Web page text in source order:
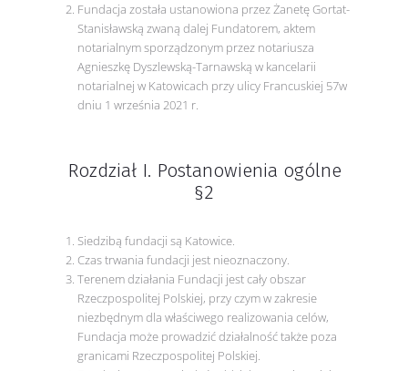
Fundacja została ustanowiona przez Żanetę Gortat-
Stanisławską zwaną dalej Fundatorem, aktem
notarialnym sporządzonym przez notariusza
Agnieszkę Dyszlewską-Tarnawską w kancelarii
notarialnej w Katowicach przy ulicy Francuskiej 57w
dniu 1 września 2021 r.
Rozdział I. Postanowienia ogólne
§2
Siedzibą fundacji są Katowice.
Czas trwania fundacji jest nieoznaczony.
Terenem działania Fundacji jest cały obszar
Rzeczpospolitej Polskiej, przy czym w zakresie
niezbędnym dla właściwego realizowania celów,
Fundacja może prowadzić działalność także poza
granicami Rzeczpospolitej Polskiej.